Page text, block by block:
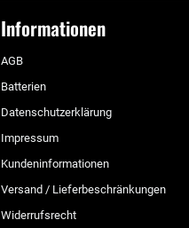
Informationen
AGB
Batterien
Datenschutzerklärung
Impressum
Kundeninformationen
Versand / Lieferbeschränkungen
Widerrufsrecht